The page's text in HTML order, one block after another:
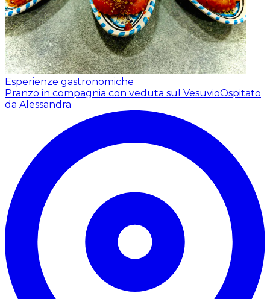
Esperienze gastronomiche
Pranzo in compagnia con veduta sul VesuvioOspitato
da Alessandra